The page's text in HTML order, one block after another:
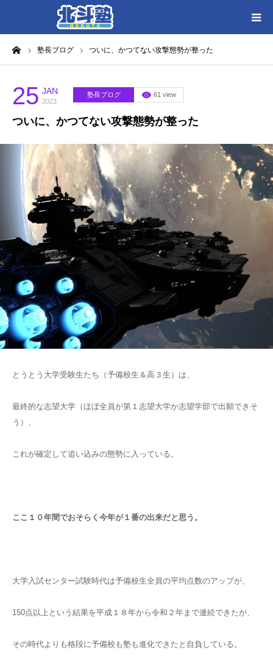
塾長ブログ ついに、かつてない攻撃態勢が整った
25 JAN
2023
塾長ブログ 61 view
ついに、かつてない攻撃態勢が整った
とうとう大学受験生たち（予備校生＆高３生）は、
最終的な志望大学（ほぼ全員が第１志望大学か志望学部で出願できそ
う）、
これが確定して追い込みの態勢に入っている。
ここ１０年間でおそらく今年が１番の出来だと思う。
大学入試センター試験時代は予備校生全員の平均点数のアップが、
150点以上という結果を平成１８年から令和２年まで連続できたが、
その時代よりも格段に予備校も塾も進化できたと自負している。
HOME
各教室別に記事を見る
北斗塾／教室一覧
お問い合わせ